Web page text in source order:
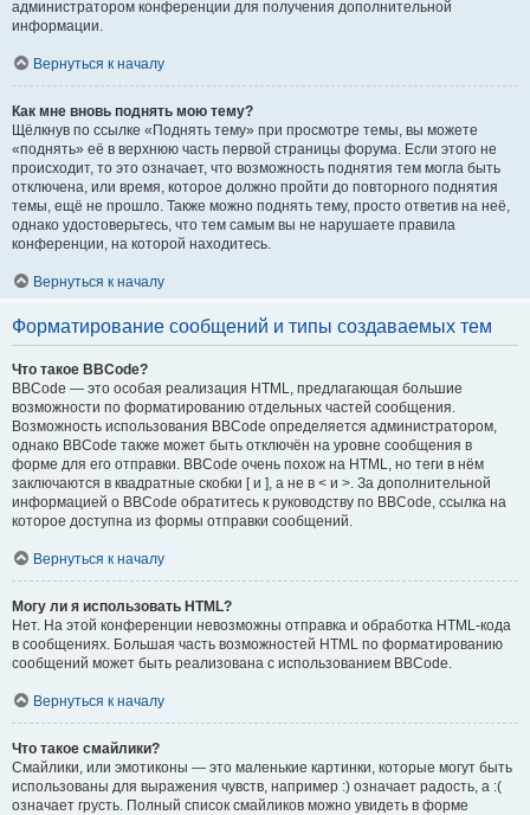
администратором конференции для получения дополнительной
информации.
Вернуться к началу
Как мне вновь поднять мою тему?
Щёлкнув по ссылке «Поднять тему» при просмотре темы, вы можете
«поднять» её в верхнюю часть первой страницы форума. Если этого не
происходит, то это означает, что возможность поднятия тем могла быть
отключена, или время, которое должно пройти до повторного поднятия
темы, ещё не прошло. Также можно поднять тему, просто ответив на неё,
однако удостоверьтесь, что тем самым вы не нарушаете правила
конференции, на которой находитесь.
Вернуться к началу
Форматирование сообщений и типы создаваемых тем
Что такое BBCode?
BBCode — это особая реализация HTML, предлагающая большие
возможности по форматированию отдельных частей сообщения.
Возможность использования BBCode определяется администратором,
однако BBCode также может быть отключён на уровне сообщения в
форме для его отправки. BBCode очень похож на HTML, но теги в нём
заключаются в квадратные скобки [ и ], а не в < и >. За дополнительной
информацией о BBCode обратитесь к руководству по BBCode, ссылка на
которое доступна из формы отправки сообщений.
Вернуться к началу
Могу ли я использовать HTML?
Нет. На этой конференции невозможны отправка и обработка HTML-кода
в сообщениях. Большая часть возможностей HTML по форматированию
сообщений может быть реализована с использованием BBCode.
Вернуться к началу
Что такое смайлики?
Смайлики, или эмотиконы — это маленькие картинки, которые могут быть
использованы для выражения чувств, например :) означает радость, а :(
означает грусть. Полный список смайликов можно увидеть в форме